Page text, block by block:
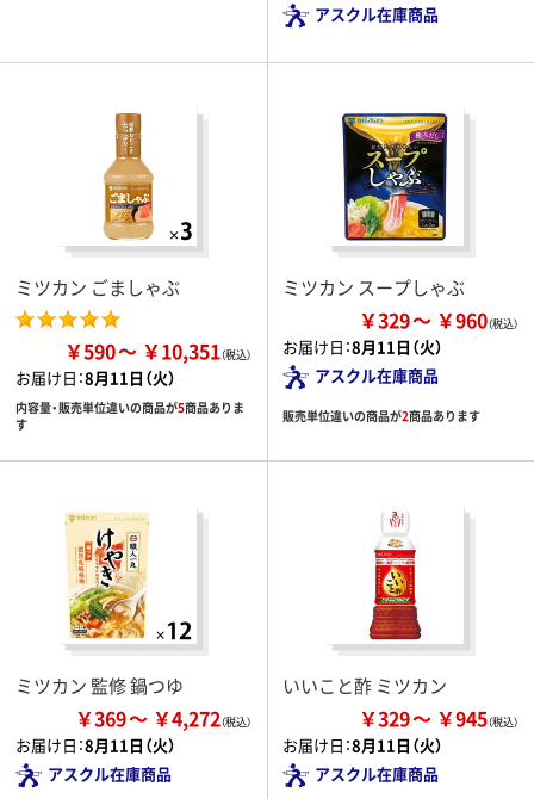
アスクル在庫商品
ミツカン ごましゃぶ
￥590 ￥10,351
お届け日：8月11日（火）
内容量・販売単位違いの商品が5商品ありま
す
ミツカン スープしゃぶ
￥329 ￥960
お届け日：8月11日（火）
アスクル在庫商品
販売単位違いの商品が2商品あります
ミツカン 監修 鍋つゆ
￥369 ￥4,272
お届け日：8月11日（火）
アスクル在庫商品
いいこと酢 ミツカン
￥329 ￥945
お届け日：8月11日（火）
アスクル在庫商品